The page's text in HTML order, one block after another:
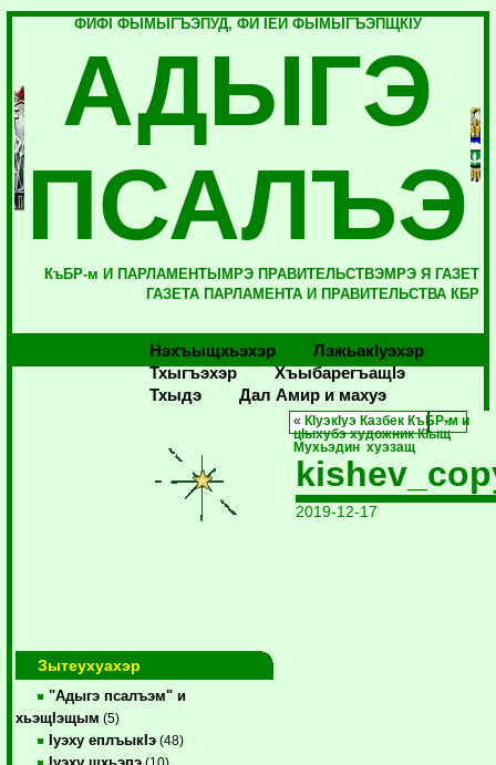
ФИФI ФЫМЫГЪЭПУД, ФИ IЕЙ ФЫМЫГЪЭПЩКIУ
АДЫГЭ
ПСАЛЪЭ
КъБР-м И ПАРЛАМЕНТЫМРЭ ПРАВИТЕЛЬСТВЭМРЭ Я ГАЗЕТ
ГАЗЕТА ПАРЛАМЕНТА И ПРАВИТЕЛЬСТВА КБР
Нэхъыщхьэхэр
Лэжьакlуэхэр
Тхыгъэхэр
Хъыбарегъащlэ
Тхыдэ
Дал Амир и махуэ
Зытеухуахэр
"Адыгэ псалъэм" и
хьэщIэщым (5)
Iуэху еплъыкIэ (48)
(10)
« КIуэкIуэ Казбек КъБР-м и
цIыхубэ художник КIыщ
Мухьэдин хуэзащ
2019-12-17